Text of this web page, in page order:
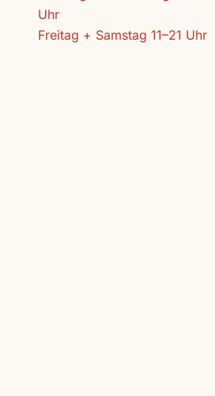
Uhr
Freitag + Samstag 11–21 Uhr